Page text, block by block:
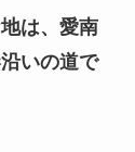
は、愛南
いの道で